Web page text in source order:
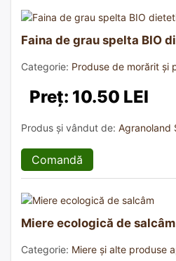
Faina de grau spelta BIO
Categorie: Produse de morărit și
Preț: 10.50 LEI
Produs și vândut de: Agranoland
Comandă
Miere ecologică de salcâm
Categorie: Miere și alte produse